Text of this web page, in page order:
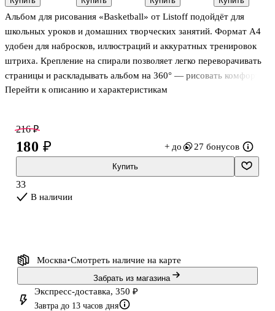
Альбом для рисования «Basketball» от Listoff подойдёт для
школьных уроков и домашних творческих занятий. Формат А4
удобен для набросков, иллюстраций и аккуратных тренировок
штриха. Крепление на спирали позволяет легко переворачивать
страницы и раскладывать альбом на 360° — рисовать комфортно
даже на маленькой парте. Обложка из мелованного картона с
Перейти к описанию и характеристикам
10 листов
Fenix-Art, 24
цвета
и мрачная
(эксклюзив)»
Listoff А4, 40
спираль
100г/м2,
мат.ламинация,
евроспираль,
216 ₽
180 ₽ + до 27 бонусов
Купить
33
В наличии
Москва Смотреть наличие на карте
Забрать из магазина
Экспресс-доставка, 350 ₽
Завтра до 13 часов дня